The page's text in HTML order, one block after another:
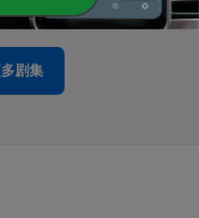
剧集